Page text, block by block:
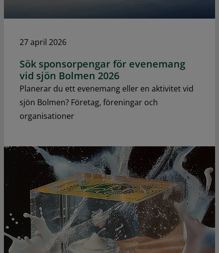
27 april 2026
Sök sponsorpengar för evenemang
vid sjön Bolmen 2026
Planerar du ett evenemang eller en aktivitet vid
sjön Bolmen? Företag, föreningar och
organisationer